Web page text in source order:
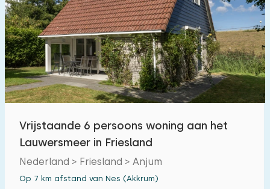
0,2 0,5 1 2 5
Accommodatie
Niet op vakantiepark
Op vakantiepark
Vrijstaande woning
Vakantieboerderij
Villa
Vrijstaande 6 persoons woning aan het
Lauwersmeer in Friesland
Nederland > Friesland > Anjum
Op 7 km afstand van Nes (Akkrum)